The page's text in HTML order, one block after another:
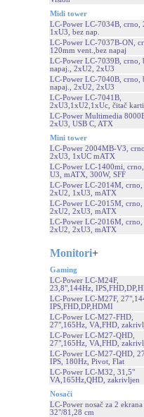
Midi tower
LC-Power LC-7034B, crno,
1xU3, bez nap.
LC-Power LC-7037B-ON,
120mm vent.,bez napaj
LC-Power LC-7039B, crno,
napaj., 2xU2, 2xU3
LC-Power LC-7040B, crno,
napaj., 2xU2, 2xU3
LC-Power LC-7041B,
2xU3,1xU2,1xUc, čitač
LC-Power Multimedia
2xU3, USB C, ATX
Mini tower
LC-Power 2004MB-V3,
2xU3, 1xUC mATX
LC-Power LC-1400mi, crno,
U3, mATX, 300W, SFF
LC-Power LC-2014M, crno,
2xU2, 1xU3, mATX
LC-Power LC-2015M, crno,
2xU2, 2xU3, mATX
LC-Power LC-2016M, crno,
2xU2, 2xU3, mATX
Monitori+
Gaming
LC-Power LC-M24F,
23,8",144Hz,
LC-Power LC-M27F,
IPS,FHD,DP,HDMI
LC-Power LC-M27-FHD,
27",165Hz, VA,FHD,
LC-Power LC-M27-QHD,
27",165Hz, VA,FHD,
LC-Power LC-M27-QHD,
IPS, 180Hz, Pivot, Flat
LC-Power LC-M32, 31,5"
VA,165Hz,QHD, zakrivljen
Nosači
LC-Power nosač za 2 ekrana
32"/81,28 cm